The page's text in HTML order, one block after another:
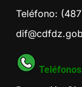
Teléfono: